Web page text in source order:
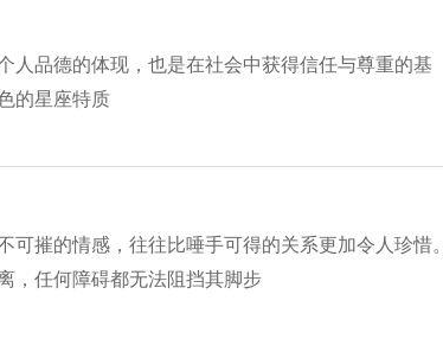
人品德的体现，也是在社会中获得信任与尊重的基
的星座特质
摧的情感，往往比唾手可得的关系更加令人珍惜。
，任何障碍都无法阻挡其脚步